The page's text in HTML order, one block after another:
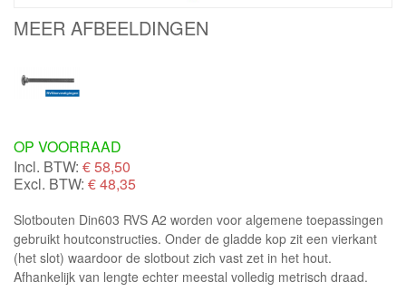
MEER AFBEELDINGEN
OP VOORRAAD
Incl. BTW: €58,50
Excl. BTW: € 48,35
Slotbouten Din603 RVS A2 worden voor algemene toepassingen
gebruikt houtconstructies. Onder de gladde kop zit een vierkant
(het slot) waardoor de slotbout zich vast zet in het hout.
Afhankelijk van lengte echter meestal volledig metrisch draad.